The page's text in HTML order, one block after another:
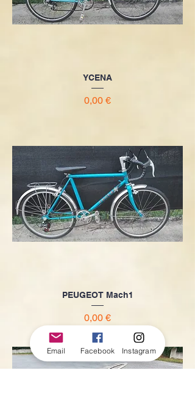
YCENA
Prix
0,00 €
PEUGEOT Mach1
Prix
0,00 €
Email Facebook Instagram